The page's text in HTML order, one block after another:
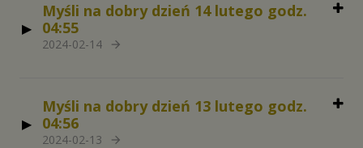
Myśli na dobry dzień 14 lutego godz.
04:55
2024-02-14 arrow_forward
Myśli na dobry dzień 13 lutego godz.
04:56
2024-02-13 arrow_forward